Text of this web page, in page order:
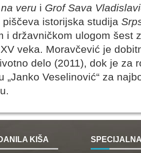
veru i Grof Sava
istorijska studija
i državničkom ulogom šest
veka. Moravčević je
delo (2011), dok je za
„Janko Veselinović“ za
KIŠA